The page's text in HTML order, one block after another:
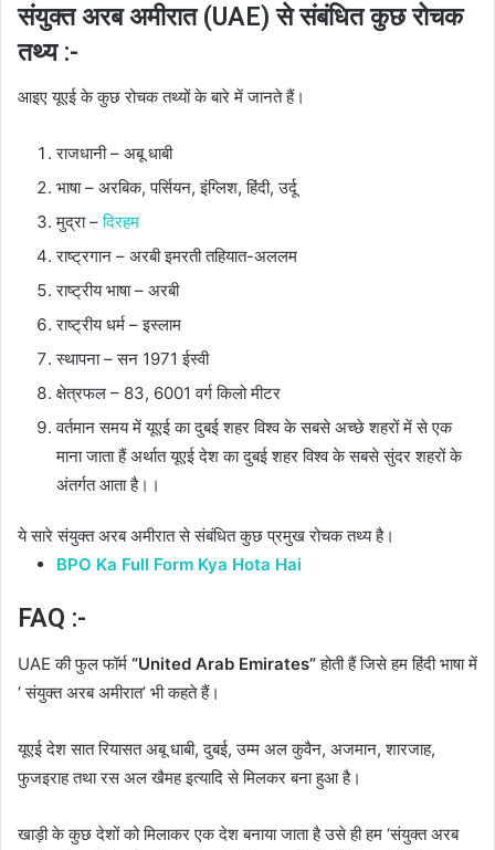
संयुक्त अरब अमीरात (UAE) से संबंधित कुछ रोचक
तथ्य :-
आइए यूएई के कुछ रोचक तथ्यों के बारे में जानते हैं।
राजधानी – अबू धाबी
भाषा – अरबिक, पर्सियन, इंग्लिश, हिंदी, उर्दू
मुद्रा –दिरहम
राष्ट्रगान – अरबी इमरती तहियात-अललम
राष्ट्रीय भाषा – अरबी
राष्ट्रीय धर्म – इस्लाम
स्थापना – सन 1971 ईस्वी
क्षेत्रफल – 83, 6001 वर्ग किलो मीटर
वर्तमान समय में यूएई का दुबई शहर विश्व के सबसे अच्छे शहरों में से एक
माना जाता हैं अर्थात यूएई देश का दुबई शहर विश्व के सबसे सुंदर शहरों के
अंतर्गत आता है।।
ये सारे संयुक्त अरब अमीरात से संबंधित कुछ प्रमुख रोचक तथ्य है।
BPO Ka Full Form Kya Hota Hai
FAQ :-
UAE की फुल फॉर्म “United Arab Emirates”होती हैं जिसे हम हिंदी भाषा में
‘ संयुक्त अरब अमीरात’ भी कहते हैं।
यूएई देश सात रियासत अबू धाबी, दुबई, उम्म अल कुवैन, अजमान, शारजाह,
फुजइराह तथा रस अल खैमह इत्यादि से मिलकर बना हुआ है।
खाड़ी के कुछ देशों को मिलाकर एक देश बनाया जाता है उसे ही हम ‘संयुक्त अरब